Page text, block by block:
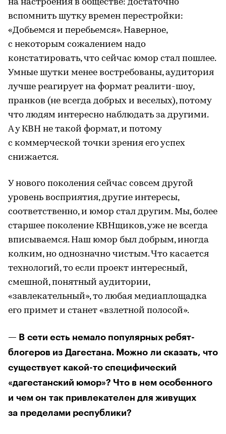
на настроения в обществе: достаточно
вспомнить шутку времен перестройки:
«Добьемся и перебьемся». Наверное,
с некоторым сожалением надо
констатировать, что сейчас юмор стал пошлее.
Умные шутки менее востребованы, аудитория
лучше реагирует на формат реалити-шоу,
пранков (не всегда добрых и веселых), потому
что людям интересно наблюдать за другими.
А у КВН не такой формат, и потому
с коммерческой точки зрения его успех
снижается.
У нового поколения сейчас совсем другой
уровень восприятия, другие интересы,
соответственно, и юмор стал другим. Мы, более
старшее поколение КВНщиков, уже не всегда
вписываемся. Наш юмор был добрым, иногда
колким, но однозначно чистым. Что касается
технологий, то если проект интересный,
смешной, понятный аудитории,
«завлекательный», то любая медиаплощадка
его примет и станет «взлетной полосой».
— В сети есть немало популярных ребят-
блогеров из Дагестана. Можно ли сказать, что
существует какой-то специфический
«дагестанский юмор»? Что в нем особенного
и чем он так привлекателен для живущих
за пределами республики?